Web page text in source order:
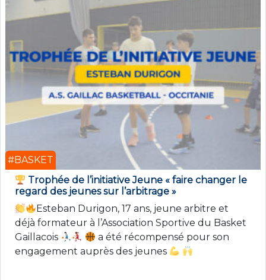
#BASKET
Trophée de l’initiative Jeune « faire changer le
regard des jeunes sur l’arbitrage »
Esteban Durigon, 17 ans, jeune arbitre et
déjà formateur à l’Association Sportive du Basket
Gaillacois
a été récompensé pour son
engagement auprès des jeunes